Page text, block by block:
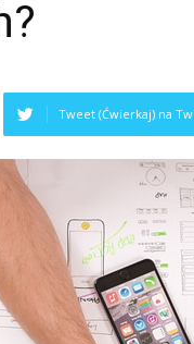
Tweet (Ćwierkaj) na